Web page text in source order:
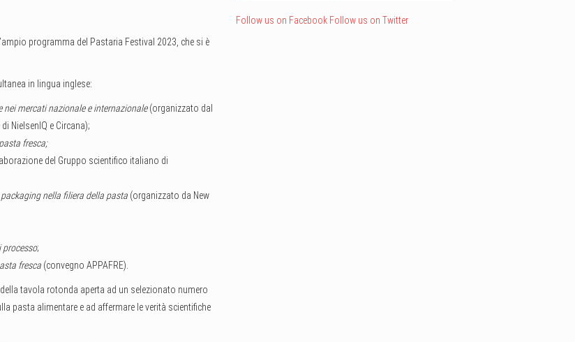
programma del Pastaria Festival 2023, che si è
in lingua inglese:
mercati nazionale e internazionale(organizzato dal
NielsenIQ e Circana);
fresca;
del Gruppo scientifico italiano di
nella filiera della pasta (organizzato da New
processo;
fresca (convegno APPAFRE).
tavola rotonda aperta ad un selezionato numero
pasta alimentare e ad affermare le verità scientifiche
Follow us on Facebook Follow us on Twitter